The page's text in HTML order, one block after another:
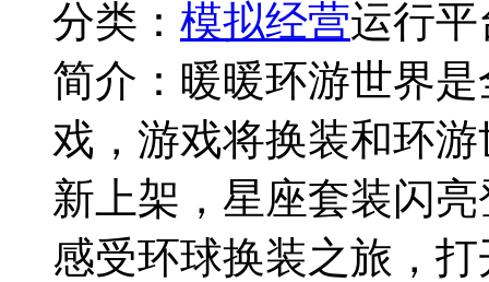
分类： 模拟经营运行平
简介： 暖暖环游世界
戏，游戏将换装和环
新上架，星座套装闪
感受环球换装之旅，